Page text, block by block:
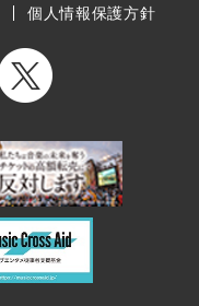
個人情報保護方針